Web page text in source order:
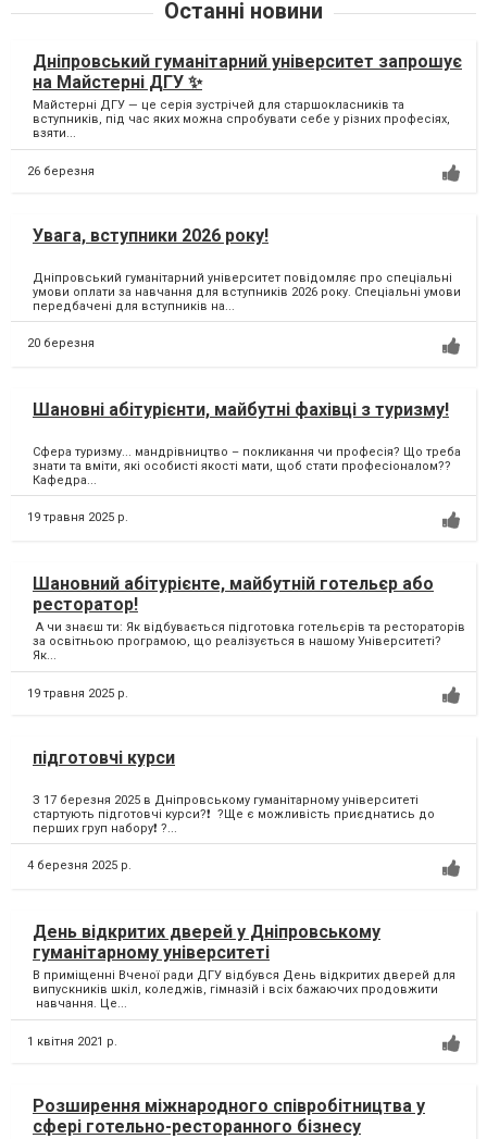
Останні новини
Дніпровський гуманітарний університет запрошує
на Майстерні ДГУ ✨
Майстерні ДГУ — це серія зустрічей для старшокласників та
вступників, під час яких можна спробувати себе у різних професіях,
взяти...
26 березня
Увага, вступники 2026 року!
Дніпровський гуманітарний університет повідомляє про спеціальні
умови оплати за навчання для вступників 2026 року. Спеціальні умови
передбачені для вступників на...
20 березня
Шановні абітурієнти, майбутні фахівці з туризму!
Сфера туризму... мандрівництво – покликання чи професія? Що треба
знати та вміти, які особисті якості мати, щоб стати професіоналом??
Кафедра...
19 травня 2025 р.
Шановний абітурієнте, майбутній готельєр або
ресторатор!
А чи знаєш ти: Як відбувається підготовка готельєрів та рестораторів
за освітньою програмою, що реалізується в нашому Університеті?
Як...
19 травня 2025 р.
підготовчі курси
З 17 березня 2025 в Дніпровському гуманітарному університеті
стартують підготовчі курси?❗️ ?Ще є можливість приєднатись до
перших груп набору❗️ ?...
4 березня 2025 р.
День відкритих дверей у Дніпровському
гуманітарному університеті
В приміщенні Вченої ради ДГУ відбувся День відкритих дверей для
випускників шкіл, коледжів, гімназій і всіх бажаючих продовжити
навчання. Це...
1 квітня 2021 р.
Розширення міжнародного співробітництва у
сфері готельно-ресторанного бізнесу